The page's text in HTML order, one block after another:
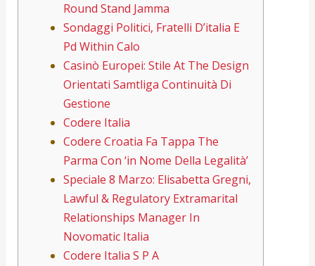
Round Stand Jamma
Sondaggi Politici, Fratelli D’italia E
Pd Within Calo
Casinò Europei: Stile At The Design
Orientati Samtliga Continuità Di
Gestione
Codere Italia
Codere Croatia Fa Tappa The
Parma Con ‘in Nome Della Legalità’
Speciale 8 Marzo: Elisabetta Gregni,
Lawful & Regulatory Extramarital
Relationships Manager In
Novomatic Italia
Codere Italia S P A